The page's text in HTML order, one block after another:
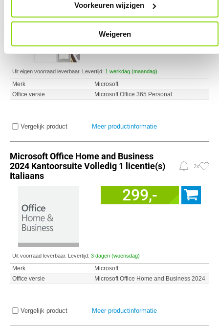
Voorkeuren wijzigen
Weigeren
89,90
Uit eigen voorraad leverbaar. Levertijd: 1 werkdag (maandag)
Merk
Microsoft
Office versie
Microsoft Office 365 Personal
Vergelijk product Meer productinformatie
Microsoft Office Home and Business
2024 Kantoorsuite Volledig 1 licentie(s)
Italiaans
2x
299,-
Uit voorraad leverbaar. Levertijd: 3 dagen (woensdag)
Merk
Microsoft
Office versie
Microsoft Office Home and Business 2024
Vergelijk product Meer productinformatie